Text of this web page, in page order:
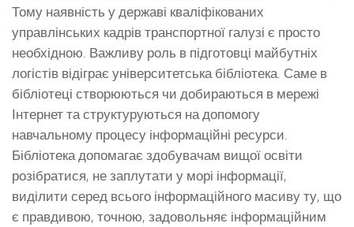
Тому наявність у державі кваліфікованих
управлінських кадрів транспортної галузі є просто
необхідною. Важливу роль в підготовці майбутніх
логістів відіграє університетська бібліотека. Саме в
бібліотеці створюються чи добираються в мережі
Інтернет та структуруються на допомогу
навчальному процесу інформаційні ресурси.
Бібліотека допомагає здобувачам вищої освіти
розібратися, не заплутати у морі інформації,
виділити серед всього інформаційного масиву ту, що
є правдивою, точною, задовольняє інформаційним